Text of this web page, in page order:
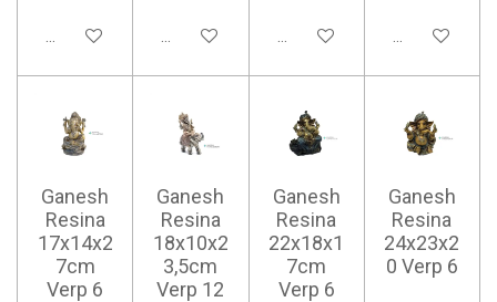
Ajouter au panierAjouter au panierAjouter au panierAjouter au
Ganesh
Resina
17x14x2
7cm
Verp 6
Ganesh
Resina
18x10x2
3,5cm
Verp 12
Ganesh
Resina
22x18x1
7cm
Verp 6
Ganesh
Resina
24x23x2
0 Verp 6